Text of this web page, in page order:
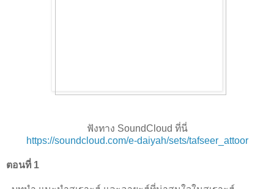
ฟังทาง SoundCloud ที่นี่
https://soundcloud.com/e-daiyah/sets/tafseer_attoor
ตอนที่ 1